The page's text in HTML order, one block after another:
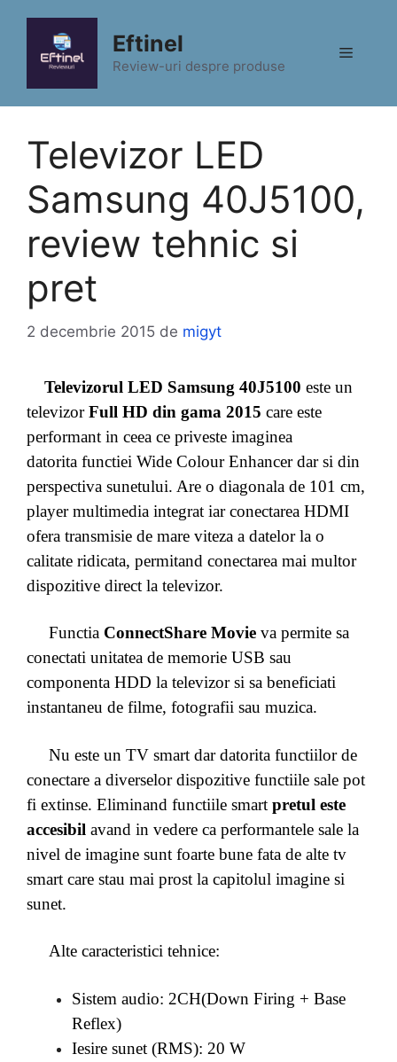
conținut
Eftinel
Review-uri despre produse
Meniu
Televizor LED
Samsung 40J5100,
review tehnic si
pret
2 decembrie 2015 de migyt
Televizorul LED Samsung 40J5100 este un
televizorFull HD din gama 2015 care este
performant in ceea ce priveste imaginea
datorita functiei Wide Colour Enhancer dar si din
perspectiva sunetului. Are o diagonala de 101 cm,
player multimedia integrat iar conectarea HDMI
ofera transmisie de mare viteza a datelor la o
calitate ridicata, permitand conectarea mai multor
dispozitive direct la televizor.
Functia ConnectShare Movie va permite sa
conectati unitatea de memorie USB sau
componenta HDD la televizor si sa beneficiati
instantaneu de filme, fotografii sau muzica.
Nu este un TV smart dar datorita functiilor de
conectare a diverselor dispozitive functiile sale pot
fi extinse. Eliminand functiile smart pretul este
accesibil avand in vedere ca performantele sale la
nivel de imagine sunt foarte bune fata de alte tv
smart care stau mai prost la capitolul imagine si
sunet.
Alte caracteristici tehnice:
Sistem audio: 2CH(Down Firing + Base
Reflex)
Iesire sunet (RMS): 20 W